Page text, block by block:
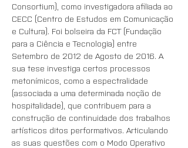
Consortium), como investigadora afiliada ao
CECC (Centro de Estudos em Comunicação
e Cultura). Foi bolseira da FCT (Fundação
para a Ciência e Tecnologia) entre
Setembro de 2012 de Agosto de 2016. A
sua tese investiga certos processos
metonímicos, como a espectralidade
(associada a uma determinada noção de
hospitalidade), que contribuem para a
construção de continuidade dos trabalhos
artísticos ditos performativos. Articulando
as suas questões com o Modo Operativo